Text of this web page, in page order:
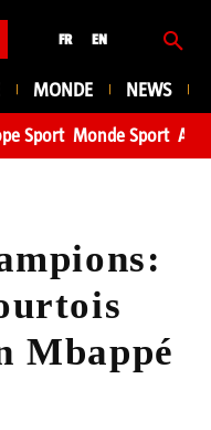
FR EN
MONDE NEWS
Sport Monde Sport
Mbappé